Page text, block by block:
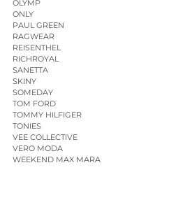
OLYMP
ONLY
PAUL GREEN
RAGWEAR
REISENTHEL
RICHROYAL
SANETTA
SKINY
SOMEDAY
TOM FORD
TOMMY HILFIGER
TONIES
VEE COLLECTIVE
VERO MODA
WEEKEND MAX MARA